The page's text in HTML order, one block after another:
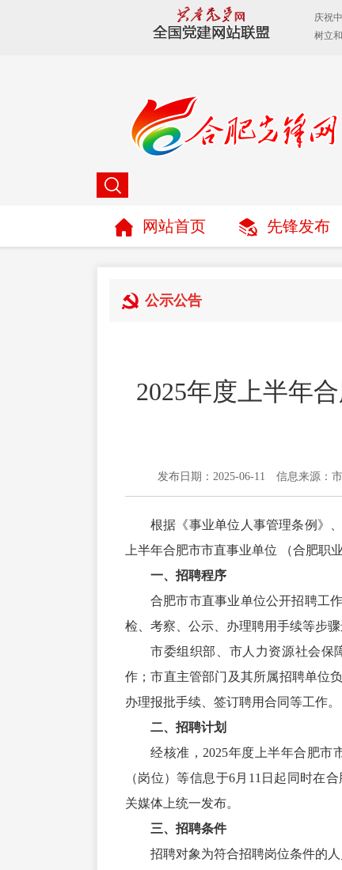
网站首页 先锋发布
公示公告
2025年度上半年
发布日期：2025-06-11 信息来源：
根据《事业单位人事管理条例》
上半年合肥市市直事业单位 （合肥职
一、招聘程序
合肥市市直事业单位公开招聘工
检、考察、公示、办理聘用手续等步骤
市委组织部、市人力资源社会保
作；市直主管部门及其所属招聘单位
办理报批手续、签订聘用合同等工作。
二、招聘计划
经核准，2025年度上半年合肥市
（岗位）等信息于6月11日起同时在
关媒体上统一发布。
三、招聘条件
招聘对象为符合招聘岗位条件的